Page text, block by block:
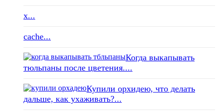
x...
cache...
Когда выкапывать
тюльпаны после цветения....
Купили орхидею, что делать
дальше, как ухаживать?...